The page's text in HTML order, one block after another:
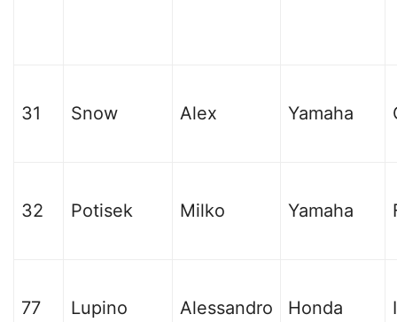
31 Snow Alex Yamaha
32 Potisek Milko Yamaha
77 Lupino Alessandro Honda